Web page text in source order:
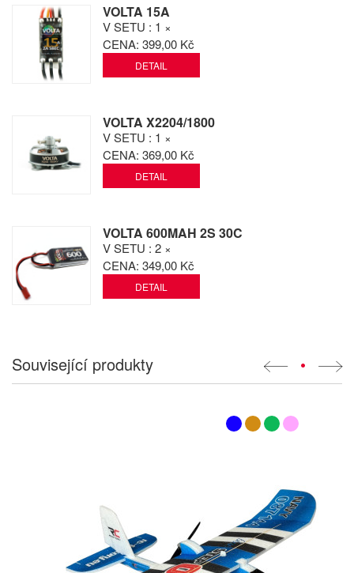
VOLTA 15A
V SETU : 1 ×
CENA: 399,00 Kč
DETAIL
VOLTA X2204/1800
V SETU : 1 ×
CENA: 369,00 Kč
DETAIL
VOLTA 600MAH 2S 30C
V SETU : 2 ×
CENA: 349,00 Kč
DETAIL
Související produkty •